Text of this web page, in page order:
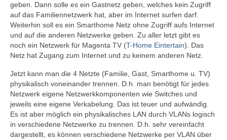
geben. Dann solle es ein Gastnetz geben, welches kein Zugriff
auf das Familiennetzwerk hat, aber im Internet surfen darf.
Weiterhin soll es ein Smarthome Netz ohne Zugriff aufs Internet
und auf die anderen Netzwerke geben. Zu aller letzt gibt es
noch ein Netzwerk für Magenta TV (T-Home Eintertain). Das
Netz hat Zugang zum Internet und zu keinem anderen Netz.
Jetzt kann man die 4 Netzte (Familie, Gast, Smarthome u. TV)
physikalisch voneinander trennen. D.h. man benötigt für jedes
Netzwerk eigene Netzwerkkomponenten wie Switches und
jeweils eine eigene Verkabelung. Das ist teuer und aufwändig.
Es ist aber möglich ein physikalisches LAN durch VLANs logisch
in verschiedene Netzwerke zu trennen. D.h. sehr vereinfacht
dargestellt, es können verschiedene Netzwerke per VLAN über